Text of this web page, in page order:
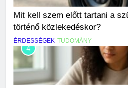
Mit kell szem előtt tartani a
történő közlekedéskor?
ÉRDESSÉGEK TUDOMÁNY
4